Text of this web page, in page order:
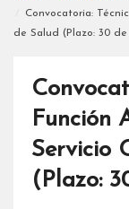
Convocatoria:
de Salud (Plazo: 30
Función
Servicio
(Plazo: